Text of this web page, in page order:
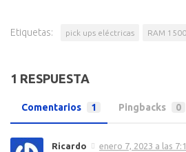
Etiquetas: pick ups eléctricas RAM
1 RESPUESTA
Comentarios 1 Pingbacks 0
Ricardo
enero 7, 2023 a las